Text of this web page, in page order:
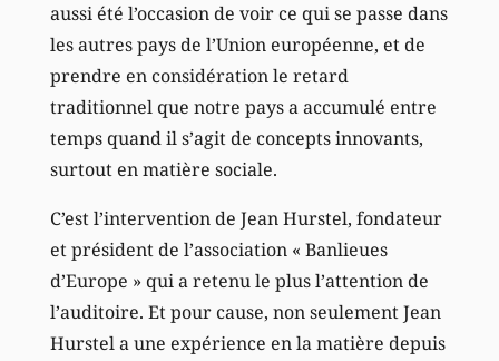
aussi été l’occasion de voir ce qui se passe dans
les autres pays de l’Union européenne, et de
prendre en considération le retard
traditionnel que notre pays a accumulé entre
temps quand il s’agit de concepts innovants,
surtout en matière sociale.
C’est l’intervention de Jean Hurstel, fondateur
et président de l’association « Banlieues
d’Europe » qui a retenu le plus l’attention de
l’auditoire. Et pour cause, non seulement Jean
Hurstel a une expérience en la matière depuis